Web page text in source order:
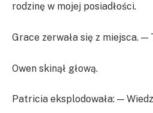
rodzinę w mojej posiadłości.
Grace zerwała się z miejsca. —
Owen skinął głową.
Patricia eksplodowała: —